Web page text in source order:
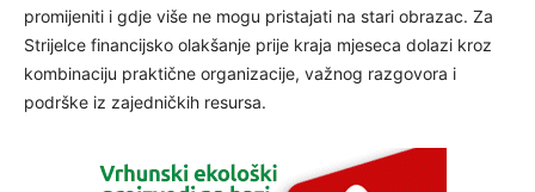
promijeniti i gdje više ne mogu pristajati na stari obrazac. Za
Strijelce financijsko olakšanje prije kraja mjeseca dolazi kroz
kombinaciju praktične organizacije, važnog razgovora i
podrške iz zajedničkih resursa.